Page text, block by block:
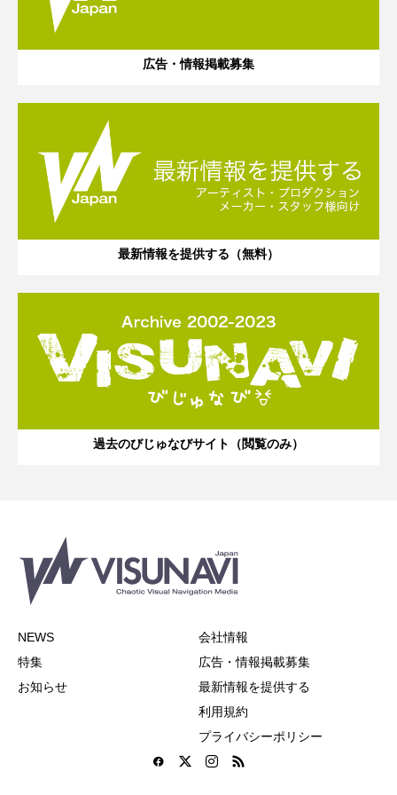
広告・情報掲載募集
最新情報を提供する（無料）
過去のびじゅなびサイト（閲覧のみ）
NEWS
特集
お知らせ
会社情報
広告・情報掲載募集
最新情報を提供する
利用規約
プライバシーポリシー